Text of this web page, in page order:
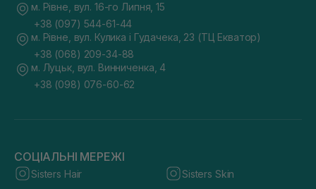
м. Рівне, вул. 16-го Липня, 15
+38 (097) 544-61-44
м. Рівне, вул. Кулика і Гудачека, 23 (ТЦ Екватор)
+38 (068) 209-34-88
м. Луцьк, вул. Винниченка, 4
+38 (098) 076-60-62
СОЦІАЛЬНІ МЕРЕЖІ
Sisters Hair Sisters Skin